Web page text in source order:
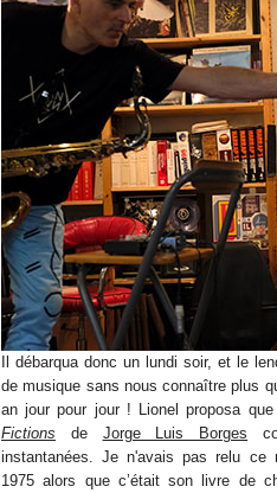
Il débarqua donc un lundi soir, et le
de musique sans nous connaître plus
an jour pour jour ! Lionel proposa
Fictions de Jorge Luis Borges
instantanées. Je n'avais pas relu ce
1975 alors que c’était son livre de